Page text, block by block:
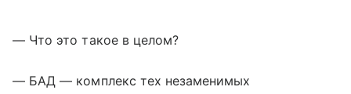
— Что это такое в целом?
— БАД — комплекс тех незаменимых